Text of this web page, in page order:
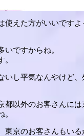
えた方がいいですよ
ですからね。
いし平気なんやけど
以外のお客さんには
東京のお客さんもい